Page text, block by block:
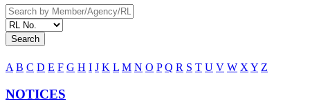
Search
A B C D E F G H I J K L M N O P Q R S T U V W X Y Z
NOTICES